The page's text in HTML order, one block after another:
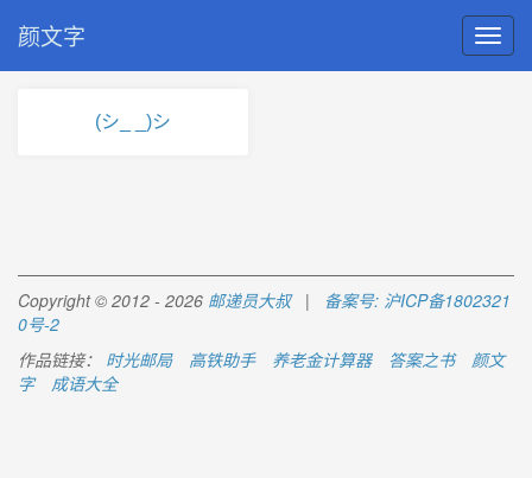
颜文字
(シ_ _)シ
Copyright © 2012 - 2026 邮递员大叔| 备案号: 沪ICP备1802321
0号-2
作品链接： 时光邮局 高铁助手 养老金计算器 答案之书
颜文
字
成语大全